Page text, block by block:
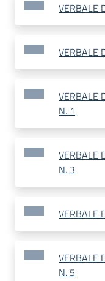
VERBALE
VERBALE
VERBALE
N. 1
VERBALE
N. 3
VERBALE
VERBALE
N. 5